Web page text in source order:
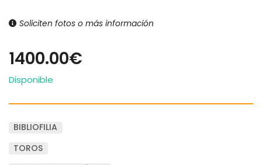
Soliciten fotos o más información
1400.00€
Disponible
BIBLIOFILIA
TOROS